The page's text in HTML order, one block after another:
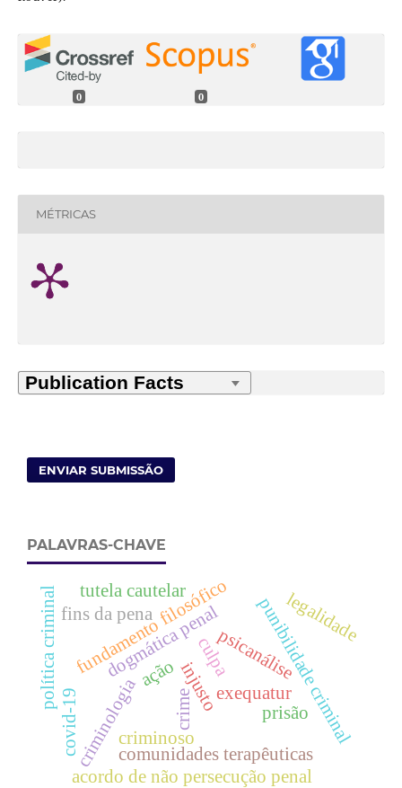
0 0
MÉTRICAS
ENVIAR SUBMISSÃO
PALAVRAS-CHAVE
ação
crime
dogmática penal
fundamento filosófico
criminologiacriminoso
psicanálise
injusto
culpa
comunidades terapêuticas
punibilidade criminal
fins da pena
política criminal exequatur
acordo de não persecução penal
legalidade
prisão
covid-19
tutela cautelar